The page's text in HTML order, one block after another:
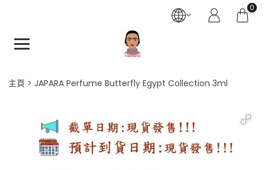
0
主頁 JAPARA Perfume Butterfly Egypt Collection 3ml